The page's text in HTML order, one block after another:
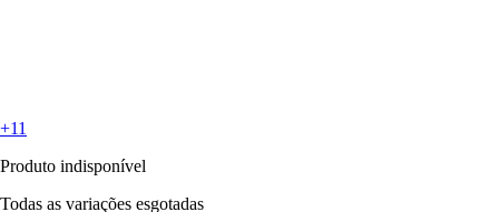
+11
Produto indisponível
Todas as variações esgotadas